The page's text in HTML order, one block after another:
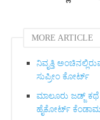
MORE ARTICLE
ನಿವೃತ್ತಿ
ಸುಪ್ರೀಂ ಕೋರ್ಟ್‌
ಮಾಲೂರು ಜಡ್ಜ್‌ ಕಥೆ
ಹೈಕೋರ್ಟ್